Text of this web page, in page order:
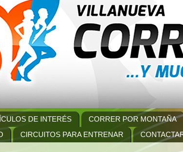
DE INTERÉS
CORRER POR MONTAÑA
CIRCUITOS PARA ENTRENAR